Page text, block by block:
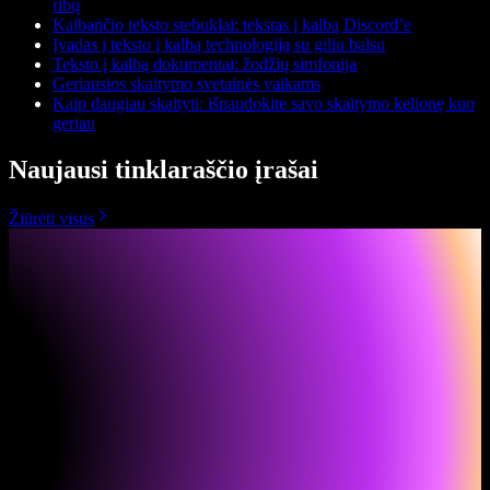
ribų
Kalbančio teksto stebuklai: tekstas į kalbą Discord’e
Įvadas į teksto į kalbą technologiją su giliu balsu
Teksto į kalbą dokumentai: žodžių simfonija
Geriausios skaitymo svetainės vaikams
Kaip daugiau skaityti: išnaudokite savo skaitymo kelionę kuo
geriau
Naujausi tinklaraščio įrašai
Žiūrėti visus